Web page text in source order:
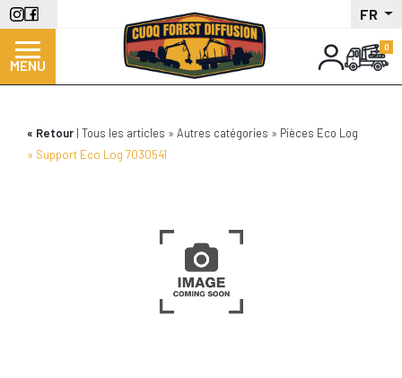
Aller
au
contenu
principal
FR
MENU
Retour Tous les articles Autres catégories
Pièces Eco Log
Support Eco Log 7030541